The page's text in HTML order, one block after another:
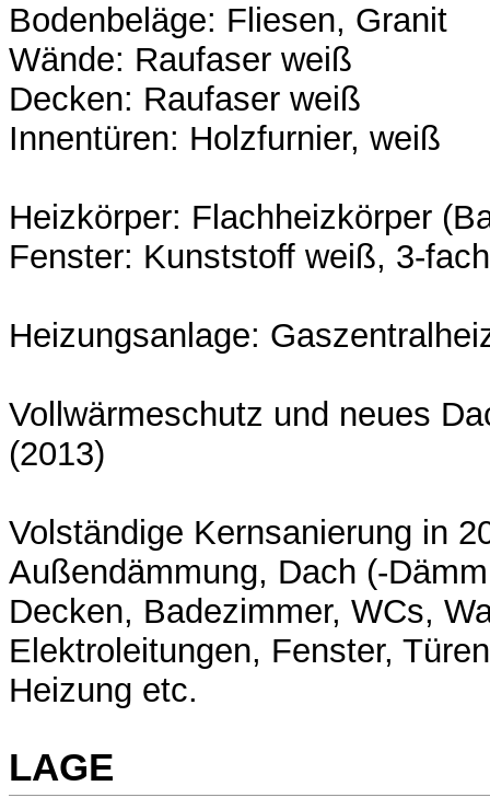
Bodenbeläge: Fliesen, Granit
Wände: Raufaser weiß
Decken: Raufaser weiß
Innentüren: Holzfurnier, weiß
Heizkörper: Flachheizkörper
Fenster: Kunststoff weiß, 3-
Heizungsanlage:
Vollwärmeschutz und neues
(2013)
Volständige Kernsanierung in
Außendämmung, Dach (-
Decken, Badezimmer, WCs,
Elektroleitungen, Fenster,
Heizung etc.
LAGE